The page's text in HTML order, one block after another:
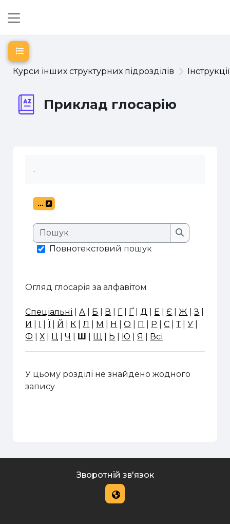
Курси інших структурних підрозділів
Приклад глосарію
Відкритий покажчик курсу
.
...
Експорт записів
Пошук
Пошук
Повнотекстовий пошук
Огляд глосарія за алфавітом
Спеціальні |А Б В Г Ґ Д Е |Є Ж |З
И
І Ї Й К Л М Н |О П Р |С |Т |У
Ф |Х Ц |Ч Ш Щ Ь Ю |Я Всі
У цьому розділі не знайдено жодного
запису
Зворотній зв'язок